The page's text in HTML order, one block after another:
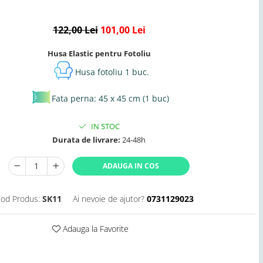
122,00 Lei 101,00 Lei
Husa Elastic pentru Fotoliu
Husa fotoliu 1 buc.
Fata perna: 45 x 45 cm (1 buc)
IN STOC
Durata de livrare: 24-48h
ADAUGA IN COS
Produs: SK11 Ai nevoie de ajutor? 0731129023
Adauga la Favorite